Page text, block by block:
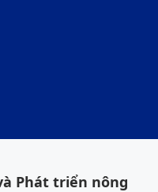
Phát triển nông